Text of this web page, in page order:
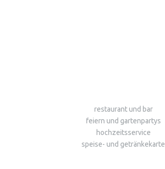
restaurant und bar
feiern und gartenpartys
hochzeitsservice
speise- und getränkekarte